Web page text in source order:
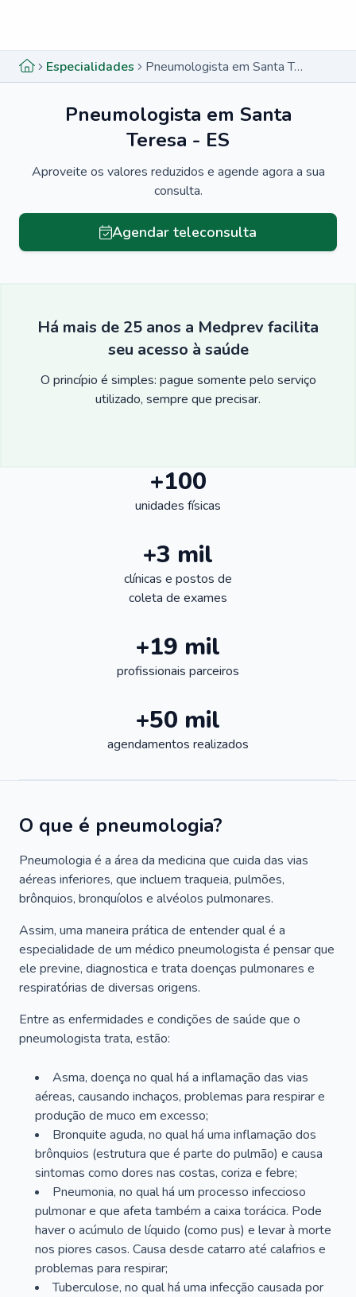
Especialidades Pneumologista em Santa Teresa - ES
Pneumologista em Santa
Teresa - ES
Aproveite os valores reduzidos e agende agora a sua
consulta.
Agendar teleconsulta
Há mais de 25 anos a Medprev facilita
seu acesso à saúde
O princípio é simples: pague somente pelo serviço
utilizado, sempre que precisar.
+100
unidades físicas
+3 mil
clínicas e postos de
coleta de exames
+19 mil
profissionais parceiros
+50 mil
agendamentos realizados
O que é pneumologia?
Pneumologia é a área da medicina que cuida das vias
aéreas inferiores, que incluem traqueia, pulmões,
brônquios, bronquíolos e alvéolos pulmonares.
Assim, uma maneira prática de entender qual é a
especialidade de um médico pneumologista é pensar que
ele previne, diagnostica e trata doenças pulmonares e
respiratórias de diversas origens.
Entre as enfermidades e condições de saúde que o
pneumologista trata, estão:
Asma, doença no qual há a inflamação das vias
aéreas, causando inchaços, problemas para respirar e
produção de muco em excesso;
Bronquite aguda, no qual há uma inflamação dos
brônquios (estrutura que é parte do pulmão) e causa
sintomas como dores nas costas, coriza e febre;
Pneumonia, no qual há um processo infeccioso
pulmonar e que afeta também a caixa torácica. Pode
haver o acúmulo de líquido (como pus) e levar à morte
nos piores casos. Causa desde catarro até calafrios e
problemas para respirar;
Tuberculose, no qual há uma infecção causada por